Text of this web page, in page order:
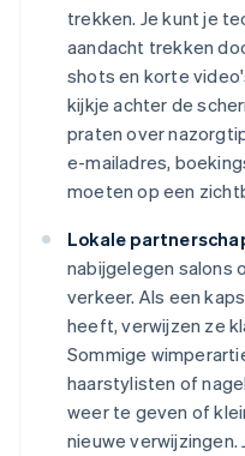
trekken. Je kunt je
aandacht trekken
shots en korte
kijkje achter de
praten over
e-mailadres,
moeten op een
Lokale
nabijgelegen salons
verkeer. Als een
heeft, verwijzen ze
Sommige
haarstylisten of
weer te geven of
nieuwe